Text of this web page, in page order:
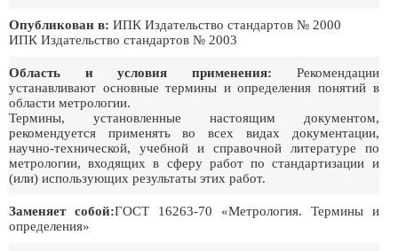
Опубликован в: ИПК Издательство стандартов № 2000
ИПК Издательство стандартов № 2003
Область и условия применения: Рекомендации
устанавливают основные термины и определения понятий в
области метрологии.
Термины, установленные настоящим документом,
рекомендуется применять во всех видах документации,
научно-технической, учебной и справочной литературе по
метрологии, входящих в сферу работ по стандартизации и
(или) использующих результаты этих работ.
Заменяет собой:ГОСТ 16263-70 «Метрология. Термины и
определения»